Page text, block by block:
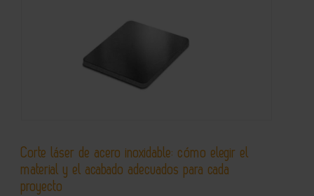
Corte láser de acero inoxidable: cómo elegir el
material y el acabado adecuados para cada
proyecto